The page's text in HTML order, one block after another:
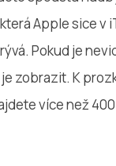
Apple sice v
Pokud je
zobrazit. K
více než